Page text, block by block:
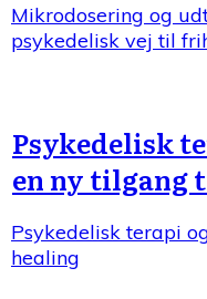
Mikrodosering og
psykedelisk vej til
Psykedelisk
en ny tilgang
Psykedelisk terapi
healing